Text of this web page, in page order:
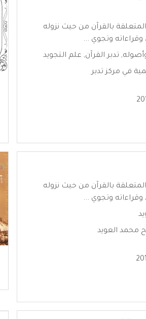
بالقرآن من حيث نزوله
وقراءاته وتجوي ...
, تدبر القرآن, علم التجويد
في مركز تدبر
بالقرآن من حيث نزوله
وقراءاته وتجوي ...
محمد العويد